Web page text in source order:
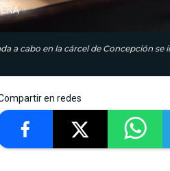
a cabo en la cárcel de Concepción
en redes